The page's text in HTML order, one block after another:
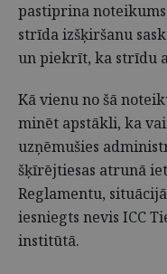
pastiprina
strīda izšķiršanu
un piekrīt, ka strīdu
Kā vienu no šā
minēt apstākli, ka
uzņēmušies
šķīrējtiesas atrunā
Reglamentu,
iesniegts nevis ICC
institūtā.